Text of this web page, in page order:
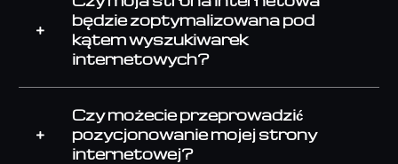
będzie zoptymalizowana pod
kątem wyszukiwarek
internetowych?
Czy możecie przeprowadzić
pozycjonowanie mojej strony
internetowej?